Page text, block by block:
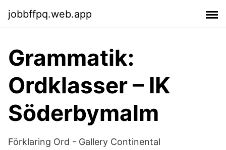
jobbffpq.web.app
Grammatik:
Ordklasser – IK
Söderbymalm
Förklaring Ord - Gallery Continental